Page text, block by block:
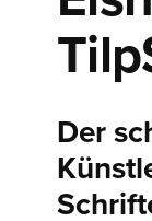
Der